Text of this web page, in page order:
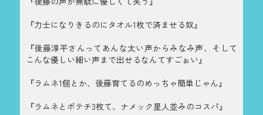
『力士になりきるのにタオル1枚で済ませる奴』
『後藤淳平さんってあんな太い声からみなみ声、そして
こんな優しい細い声まで出せるなんてすごぉい』
『ラムネ1個とか、後藤育てるのめっちゃ簡単じゃん』
『ラムネとポテチ3枚て、ナメック星人並みのコスパ』